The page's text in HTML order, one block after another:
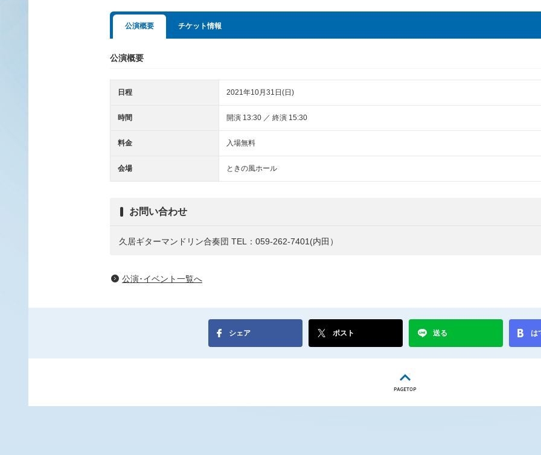
公演概要 チケット情報
公演概要
日程 2021年10月31日(日)
時間 開演 13:30 ／ 終演 15:30
料金 入場無料
会場 ときの風ホール
お問い合わせ
久居ギターマンドリン合奏団 TEL：059-262-7401(内田）
公演･イベント一覧へ
シェア ポスト 送る は